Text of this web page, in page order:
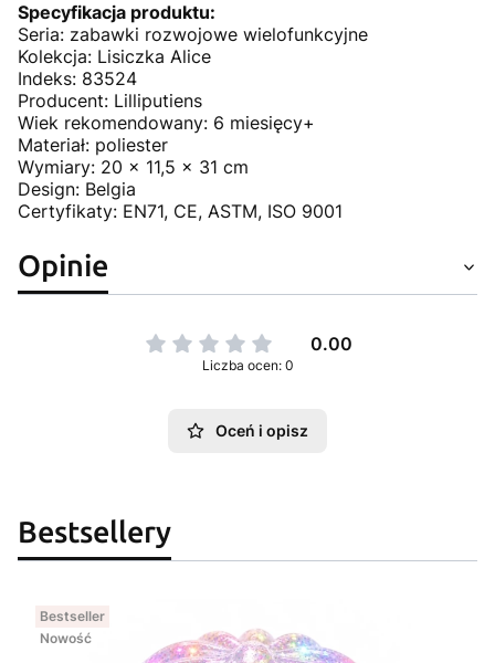
Specyfikacja produktu:
Seria: zabawki rozwojowe wielofunkcyjne
Kolekcja: Lisiczka Alice
Indeks: 83524
Producent: Lilliputiens
Wiek rekomendowany: 6 miesięcy+
Materiał: poliester
Wymiary: 20 x 11,5 x 31 cm
Design: Belgia
Certyfikaty: EN71, CE, ASTM, ISO 9001
Opinie
0.00
Liczba ocen: 0
Oceń i opisz
Bestsellery
Bestseller
Nowość